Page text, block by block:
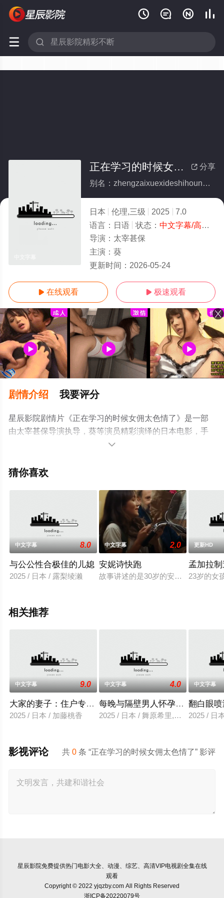
   
 
 分享
正在学习的时候女佣太色情了
别名：zhengzaixuexideshihounvyongtaiseqingliao
日本 伦理,三级 2025
7.0
语言： 日语 状态： 中文字幕/高清
导演： 太宰甚保
主演： 葵
更新时间： 2026-05-24
 在线观看  极速观看
剧情介绍 我要评分
星辰影院剧情片《正在学习的时候女佣太色情了》是一部
由太宰甚保导演执导，葵等演员精彩演绎的日本电影，手
机免费观看高清无删减完整版电影大全就上星辰影视，更
解。

猜你喜欢
中文字幕 8.0
与公公性合极佳的儿媳
2025 / 日本 / 露梨绫濑
中文字幕 2.0
安妮诗快跑
故事讲述的是30岁的安娜伊斯（
更新HD
孟加拉
23岁的女
相关推荐
中文字幕 9.0
大家的妻子：住户专用洞口
2025 / 日本 / 加藤桃香
中文字幕 4.0
每晚与隔壁男人怀孕性爱
2025 / 日本 / 舞原希里,佐川金二
中文字幕
翻白眼
2025 / 日
共0 条 “正在学习的时候女佣太色情了” 影评
影视评论
星辰影院免费提供热门电影大全、动漫、综艺、高清VIP电视剧全集在线
观看
Copyright © 2022 yjqzby.com All Rights Reserved
浙ICP备20220079号